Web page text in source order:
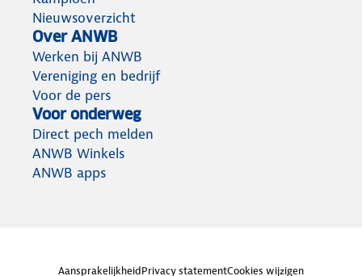
Nieuwsoverzicht
Over ANWB
Werken bij ANWB
Vereniging en bedrijf
Voor de pers
Voor onderweg
Direct pech melden
ANWB Winkels
ANWB apps
AansprakelijkheidPrivacy statementCookies wijzigen